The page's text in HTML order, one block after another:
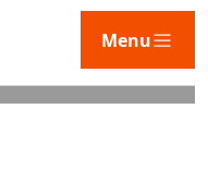
Menu